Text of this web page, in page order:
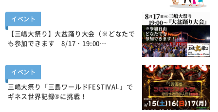
イベント
【三嶋大祭り】大盆踊り大会（※どなたで
も参加できます 8/17・19:00…
イベント
三嶋大祭り「三島ワールドFESTIVAL」で
ギネス世界記録®に挑戦！